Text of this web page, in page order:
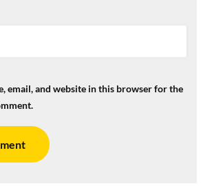
email, and website in this browser for the